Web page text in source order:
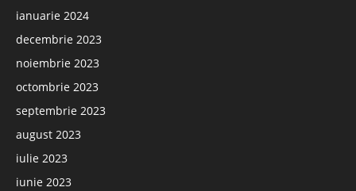
ianuarie 2024
decembrie 2023
noiembrie 2023
octombrie 2023
septembrie 2023
august 2023
iulie 2023
iunie 2023